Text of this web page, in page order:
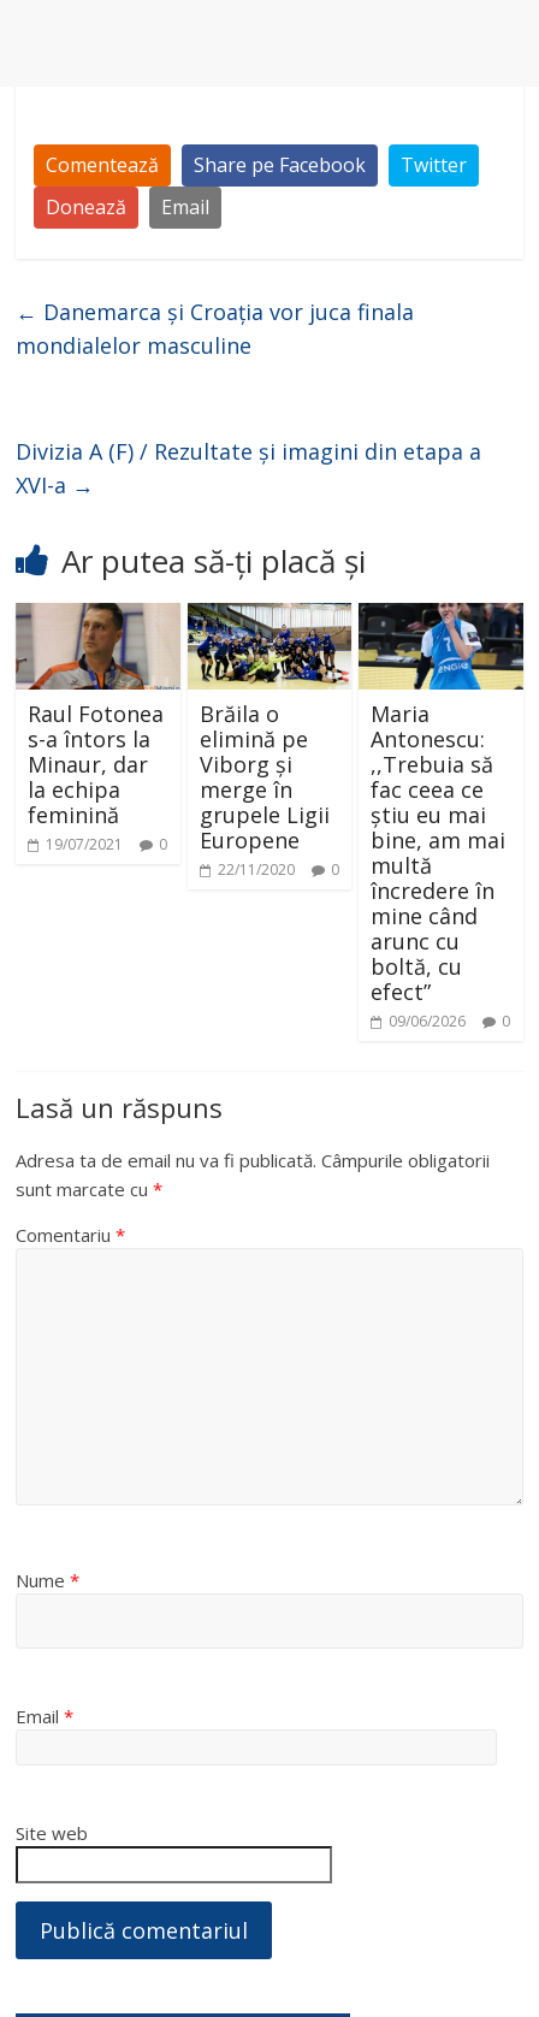
Comentează Share pe Facebook
Twitter
Donează
Email
← Danemarca și Croația vor juca finala
mondialelor masculine
Divizia A (F) / Rezultate și imagini din etapa a
XVI-a →
Ar putea să-ți placă și
Raul Fotonea
s-a întors la
Minaur, dar
la echipa
feminină
19/07/2021 0
Brăila o
elimină pe
Viborg și
merge în
grupele Ligii
Europene
22/11/2020 0
Maria
Antonescu:
,,Trebuia să
fac ceea ce
știu eu mai
bine, am mai
multă
încredere în
mine când
arunc cu
boltă, cu
efect”
09/06/2026 0
Lasă un răspuns
Adresa ta de email nu va fi publicată. Câmpurile obligatorii
sunt marcate cu*
Comentariu*
Nume*
Email*
Site web